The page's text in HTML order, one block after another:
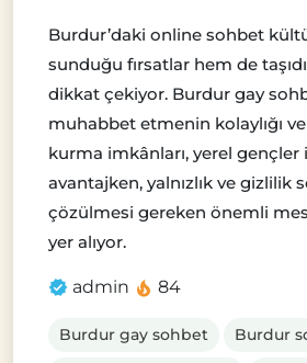
Burdur’daki online sohbet
sunduğu fırsatlar hem de
dikkat çekiyor. Burdur gay
muhabbet etmenin kolaylığı
kurma imkânları, yerel gençler
avantajken, yalnızlık ve gizlilik
çözülmesi gereken önemli
yer alıyor.
admin 84
Burdur gay sohbet
Burdur